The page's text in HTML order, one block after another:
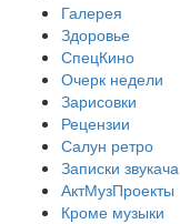
Галерея
Здоровье
СпецКино
Очерк недели
Зарисовки
Рецензии
Салун ретро
Записки звукача
АктМузПроекты
Кроме музыки